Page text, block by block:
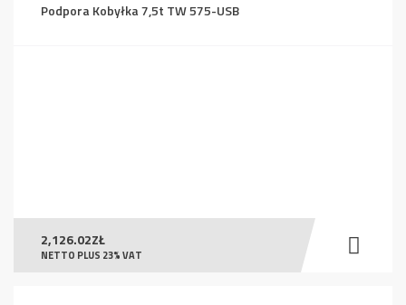
Podpora Kobyłka 7,5t TW 575-USB
2,126.02ZŁ
NETTO PLUS 23% VAT